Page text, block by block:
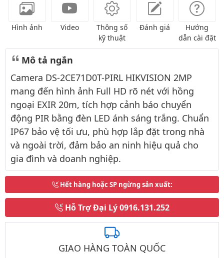
Hình ảnh Video
Thông số
kỹ thuật
Đánh giá
Hướng
dẫn cài đặt
Mô tả ngắn
Camera DS-2CE71D0T-PIRL HIKVISION 2MP
mang đến hình ảnh Full HD rõ nét với hồng
ngoại EXIR 20m, tích hợp cảnh báo chuyển
động PIR bằng đèn LED ánh sáng trắng. Chuẩn
IP67 bảo vệ tối ưu, phù hợp lắp đặt trong nhà
và ngoài trời, đảm bảo an ninh hiệu quả cho
gia đình và doanh nghiệp.
Hết hàng hoặc SP ngừng sản xuất:
Hỗ Trợ Đại Lý0916.131.252
GIAO HÀNG TOÀN QUỐC